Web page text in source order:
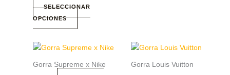
SELECCIONAR
OPCIONES
página
de
producto
Gorra Supreme x Nike Gorra Louis Vuitton
Este